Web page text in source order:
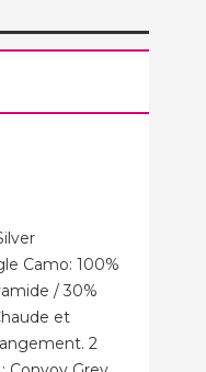
Camo: 100%
/ 30%
et
2